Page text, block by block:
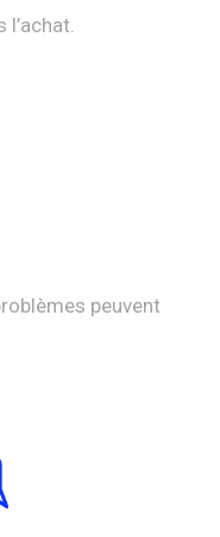
peuvent